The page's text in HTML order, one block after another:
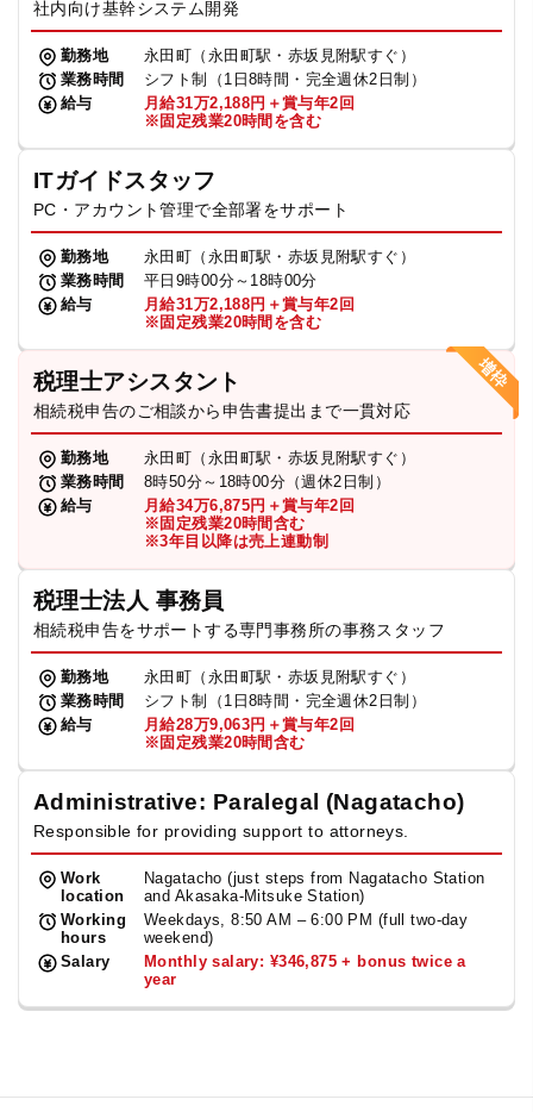
社内向け基幹システム開発
勤務地
永田町（永田町駅・赤坂見附駅すぐ）
業務時間
シフト制（1日8時間・完全週休2日制）
給与
月給31万2,188円＋賞与年2回
※固定残業20時間を含む
ITガイドスタッフ
PC・アカウント管理で全部署をサポート
勤務地
永田町（永田町駅・赤坂見附駅すぐ）
業務時間
平日9時00分～18時00分
給与
月給31万2,188円＋賞与年2回
※固定残業20時間を含む
税理士アシスタント
相続税申告のご相談から申告書提出まで一貫対応
勤務地
永田町（永田町駅・赤坂見附駅すぐ）
業務時間
8時50分～18時00分（週休2日制）
給与
月給34万6,875円＋賞与年2回
※固定残業20時間含む
※3年目以降は売上連動制
税理士法人 事務員
相続税申告をサポートする専門事務所の事務スタッフ
勤務地
永田町（永田町駅・赤坂見附駅すぐ）
業務時間
シフト制（1日8時間・完全週休2日制）
給与
月給28万9,063円＋賞与年2回
※固定残業20時間含む
Administrative: Paralegal (Nagatacho)
Responsible for providing support to attorneys.
Work
location
Nagatacho (just steps from Nagatacho Station
and Akasaka-Mitsuke Station)
Working
hours
Weekdays, 8:50 AM – 6:00 PM (full two-day
weekend)
Salary
Monthly salary: ¥346,875 + bonus twice a
year